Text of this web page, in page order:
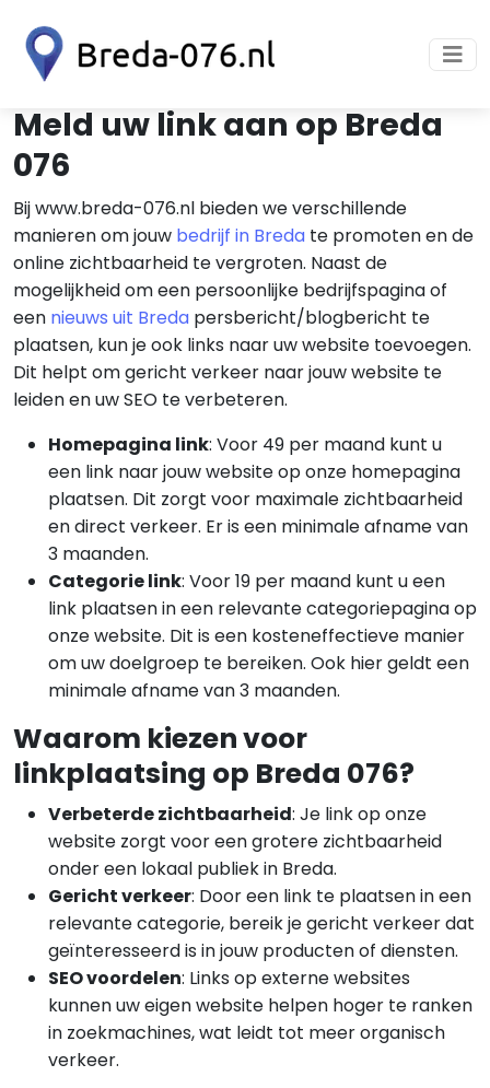
Meld uw link aan op Breda
076
Bij www.breda-076.nl bieden we verschillende
manieren om jouw bedrijf in Breda te promoten en de
online zichtbaarheid te vergroten. Naast de
mogelijkheid om een persoonlijke bedrijfspagina of
een nieuws uit Breda persbericht/blogbericht te
plaatsen, kun je ook links naar uw website toevoegen.
Dit helpt om gericht verkeer naar jouw website te
leiden en uw SEO te verbeteren.
Homepagina link: Voor 49 per maand kunt u
een link naar jouw website op onze homepagina
plaatsen. Dit zorgt voor maximale zichtbaarheid
en direct verkeer. Er is een minimale afname van
3 maanden.
Categorie link: Voor 19 per maand kunt u een
link plaatsen in een relevante categoriepagina op
onze website. Dit is een kosteneffectieve manier
om uw doelgroep te bereiken. Ook hier geldt een
minimale afname van 3 maanden.
Waarom kiezen voor
linkplaatsing op Breda 076?
Verbeterde zichtbaarheid: Je link op onze
website zorgt voor een grotere zichtbaarheid
onder een lokaal publiek in Breda.
Gericht verkeer: Door een link te plaatsen in een
relevante categorie, bereik je gericht verkeer dat
geïnteresseerd is in jouw producten of diensten.
SEO voordelen: Links op externe websites
kunnen uw eigen website helpen hoger te ranken
in zoekmachines, wat leidt tot meer organisch
verkeer.